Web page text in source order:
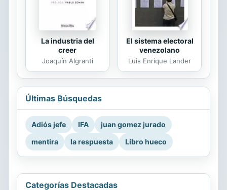
La industria del
creer
Joaquín Algranti
El sistema electoral
venezolano
Luis Enrique Lander
Últimas Búsquedas
Adiós jefe IFA
juan gomez jurado
mentira
la respuesta Libro hueco
Categorías Destacadas